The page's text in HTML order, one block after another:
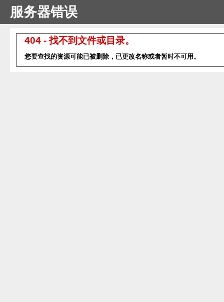
服务器错误
404 - 找不到文件或目录。
您要查找的资源可能已被删除，已更改名称或者暂时不可用。